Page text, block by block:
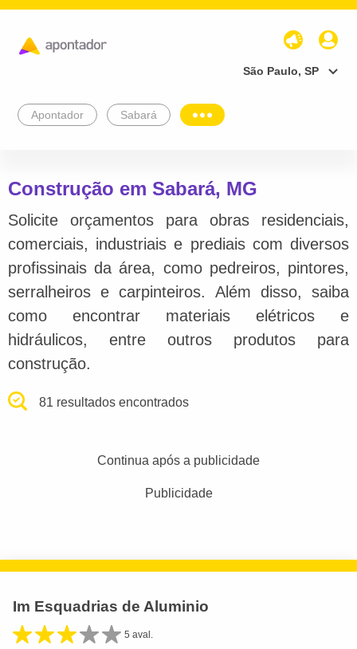
São Paulo, SP
Apontador Sabará
Construção em Sabará, MG
Solicite orçamentos para obras residenciais,
comerciais, industriais e prediais com diversos
profissinais da área, como pedreiros, pintores,
serralheiros e carpinteiros. Além disso, saiba
como encontrar materiais elétricos e
hidráulicos, entre outros produtos para
construção.
81 resultados encontrados
Continua após a publicidade
Publicidade
Im Esquadrias de Aluminio
5 aval.